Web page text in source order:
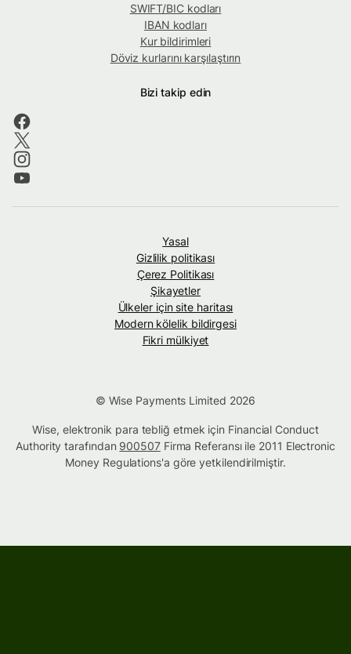
SWIFT/BIC kodları
IBAN kodları
Kur bildirimleri
Döviz kurlarını karşılaştırın
Bizi takip edin
Yasal
Gizlilik politikası
Çerez Politikası
Şikayetler
Ülkeler için site haritası
Modern kölelik bildirgesi
Fikri mülkiyet
© Wise Payments Limited 2026
Wise, elektronik para tebliğ etmek için Financial Conduct
Authority tarafından 900507Firma Referansı ile 2011 Electronic
Money Regulations'a göre yetkilendirilmiştir.